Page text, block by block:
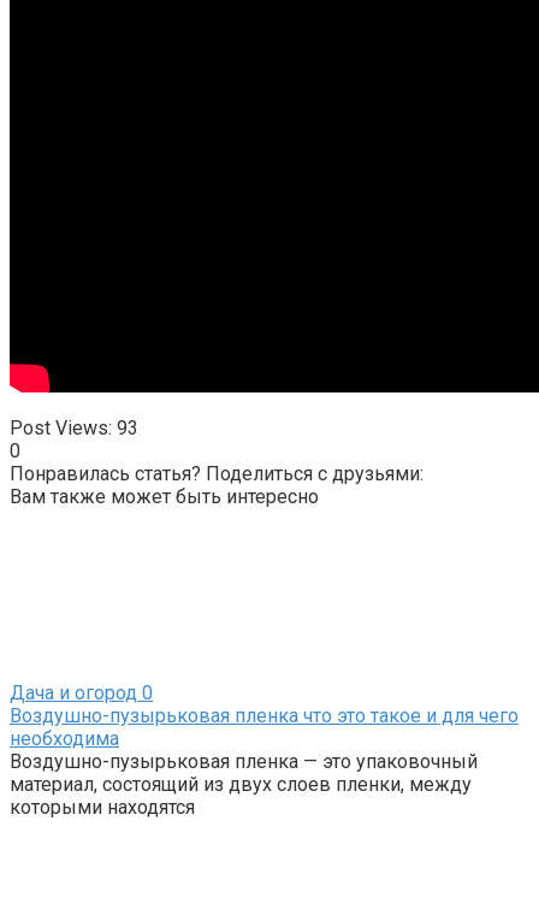
Post Views: 93
0
Понравилась статья? Поделиться с друзьями:
Вам также может быть интересно
Дача и огород 0
Воздушно-пузырьковая пленка что это такое и для чего
необходима
Воздушно-пузырьковая пленка — это упаковочный
материал, состоящий из двух слоев пленки, между
которыми находятся